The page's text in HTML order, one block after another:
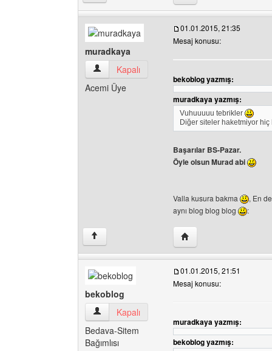
muradkaya
muradkaya Kullanıcının profilini görüntüle
Kapalı
Acemi Üye
01.01.2015, 21:35
Mesaj konusu:
bekoblog yazmış:
muradkaya yazmış:
Vuhuuuuu tebrikler
Diğer siteler haketmiyor
Başarılar BS-Pazar.
Öyle olsun Murad abi
Valla kusura bakma
, En
aynı blog blog blog
:
↑ Yazarın web sitesini
bekoblog
bekoblog Kullanıcının profilini görüntüle
Kapalı
Bedava-Sitem
Bağımlısı
01.01.2015, 21:51
Mesaj konusu:
muradkaya yazmış:
bekoblog yazmış: